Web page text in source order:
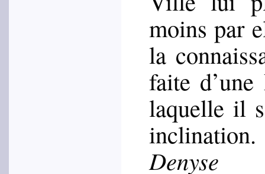
moins par
la
faite
laquelle il
Denyse